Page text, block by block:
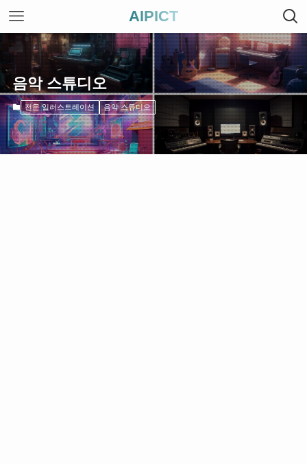
AIPICT
음악 스튜디오
전문 일러스트레이션 음악 스튜디오